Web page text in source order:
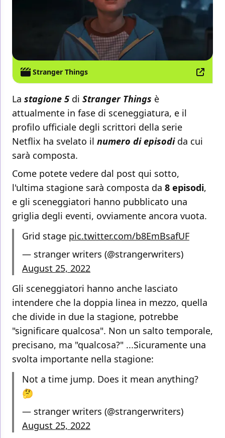
Stranger Things
La stagione 5 di Stranger Things è
attualmente in fase di sceneggiatura, e il
profilo ufficiale degli scrittori della serie
Netflix ha svelato il numero di episodida cui
sarà composta.
Come potete vedere dal post qui sotto,
l'ultima stagione sarà composta da 8 episodi,
e gli sceneggiatori hanno pubblicato una
griglia degli eventi, ovviamente ancora vuota.
Grid stage pic.twitter.com/b8EmBsafUF
— stranger writers (@strangerwriters)
August 25, 2022
Gli sceneggiatori hanno anche lasciato
intendere che la doppia linea in mezzo, quella
che divide in due la stagione, potrebbe
"significare qualcosa". Non un salto temporale,
precisano, ma "qualcosa?" ...Sicuramente una
svolta importante nella stagione:
Not a time jump. Does it mean anything?
🤔
— stranger writers (@strangerwriters)
August 25, 2022